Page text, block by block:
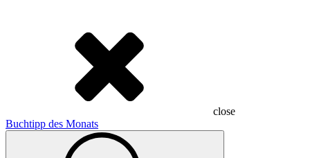
close
Buchtipp des Monats